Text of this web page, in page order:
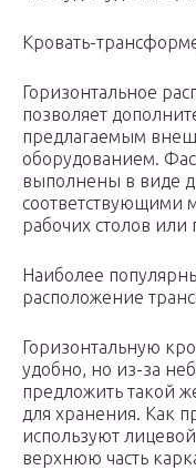
Кровать-
Горизонтальное
позволяет
предлагаемым
оборудованием.
выполнены в виде
соответствующими
рабочих столов или
Наиболее
расположение
Горизонтальную
удобно, но из-за
предложить такой
для хранения. Как
используют
верхнюю часть